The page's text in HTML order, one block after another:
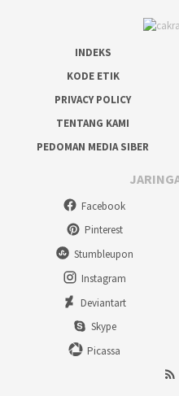
INDEKS
KODE ETIK
PRIVACY POLICY
TENTANG KAMI
PEDOMAN MEDIA SIBER
Facebook
Pinterest
Stumbleupon
Instagram
Deviantart
Skype
Picassa